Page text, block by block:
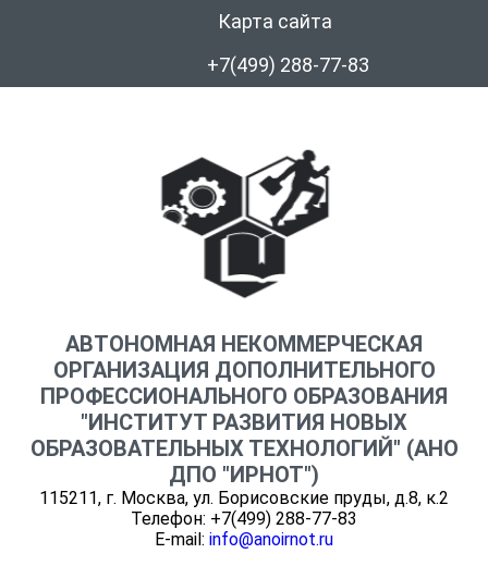
Карта сайта
+7(499) 288-77-83
АВТОНОМНАЯ НЕКОММЕРЧЕСКАЯ
ОРГАНИЗАЦИЯ ДОПОЛНИТЕЛЬНОГО
ПРОФЕССИОНАЛЬНОГО ОБРАЗОВАНИЯ
"ИНСТИТУТ РАЗВИТИЯ НОВЫХ
ОБРАЗОВАТЕЛЬНЫХ ТЕХНОЛОГИЙ" (АНО
ДПО "ИРНОТ")
115211, г. Москва, ул. Борисовские пруды, д.8, к.2
Телефон: +7(499) 288-77-83
E-mail: info@anoirnot.ru